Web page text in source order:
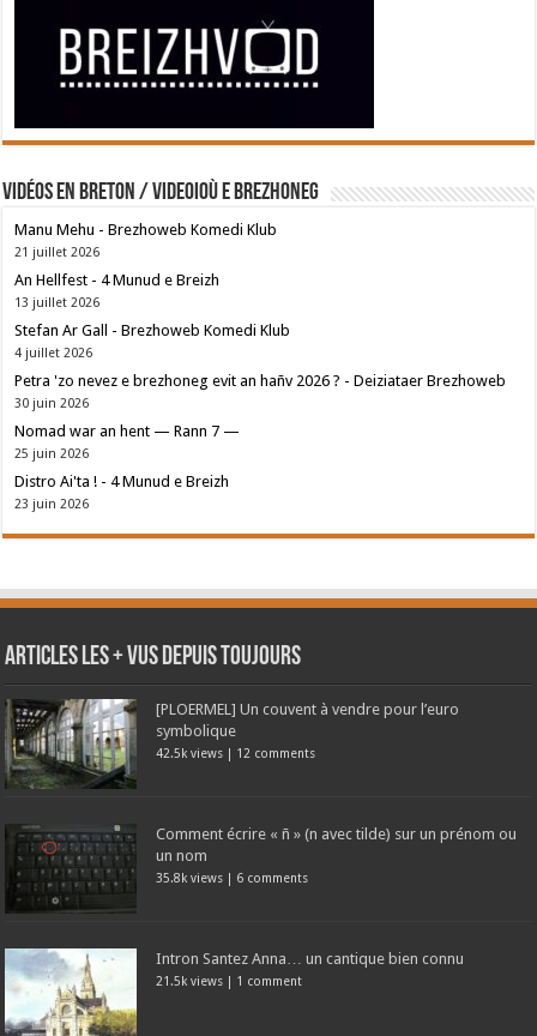
Vidéos en breton / Videoioù e brezhoneg
Manu Mehu - Brezhoweb Komedi Klub
21 juillet 2026
An Hellfest - 4 Munud e Breizh
13 juillet 2026
Stefan Ar Gall - Brezhoweb Komedi Klub
4 juillet 2026
Petra 'zo nevez e brezhoneg evit an hañv 2026 ? - Deiziataer Brezhoweb
30 juin 2026
Nomad war an hent — Rann 7 —
25 juin 2026
Distro Ai'ta ! - 4 Munud e Breizh
23 juin 2026
Articles les + vus depuis toujours
[PLOERMEL] Un couvent à vendre pour l’euro
symbolique
42.5k views | 12 comments
Comment écrire « ñ » (n avec tilde) sur un prénom ou
un nom
35.8k views | 6 comments
Intron Santez Anna… un cantique bien connu
21.5k views | 1 comment